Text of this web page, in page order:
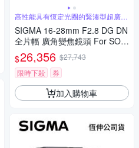
高性能具有恆定光圈的緊湊型超廣角
變焦
SIGMA 16-28mm F2.8 DG DN
全片幅 廣角變焦鏡頭 For SON
Y E-mount (公司貨)
$26,356 $27,743
限時下殺
券
加入購物車